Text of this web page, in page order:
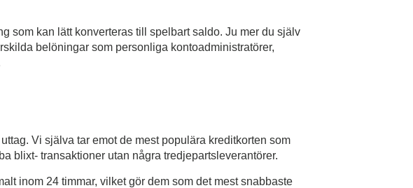
som kan lätt konverteras till spelbart saldo. Ju mer du själv
belöningar som personliga kontoadministratörer,
Vi själva tar emot de mest populära kreditkorten som
blixt- transaktioner utan några tredjepartsleverantörer.
inom 24 timmar, vilket gör dem som det mest snabbaste